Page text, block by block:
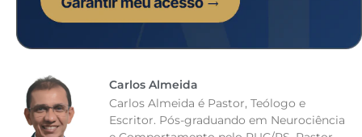
Carlos Almeida
Carlos Almeida é Pastor, Teólogo e
Escritor. Pós-graduando em Neurociência